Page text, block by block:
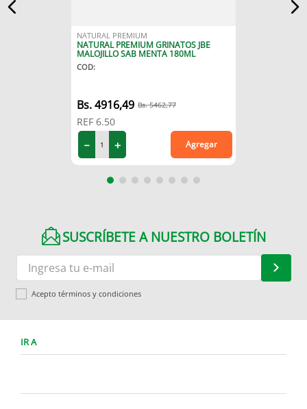
NATURAL PREMIUM
NATURAL PREMIUM GRINATOS JBE
MALOJILLO SAB MENTA 180ML
COD:
4916,49 5462,77
REF 6.50
＋
－ Agregar
SUSCRÍBETE A NUESTRO BOLETÍN
Acepto términos y condiciones
IR A